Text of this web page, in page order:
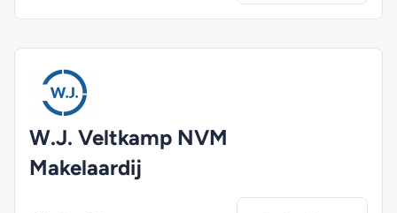
W.J. Veltkamp NVM
Makelaardij